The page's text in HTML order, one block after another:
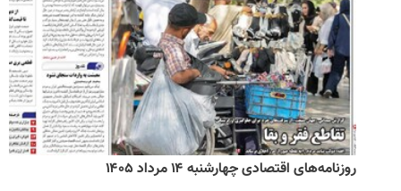
روزنامه‌های اقتصادی چهارشنبه ۱۴ مرداد ۱۴۰۵